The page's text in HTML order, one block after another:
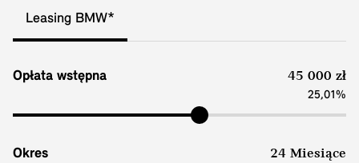
Leasing BMW*
Opłata wstępna 45 000 zł
25,01%
Okres 24 Miesiące